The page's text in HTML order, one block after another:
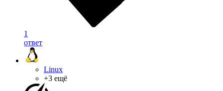
1
ответ
Linux
+3 ещё